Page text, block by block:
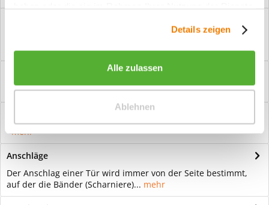
Details zeigen
Alle zulassen
Ablehnen
Ganzglastür Motiv Abena matt Für eine zeitlose Optik: Das
Element Glas wirkt immer elegant...mehr
Bewertungen lesen, schreiben und diskutieren...mehr
mehr
Anschläge
Der Anschlag einer Tür wird immer von der Seite bestimmt,
auf der die Bänder (Scharniere)... mehr